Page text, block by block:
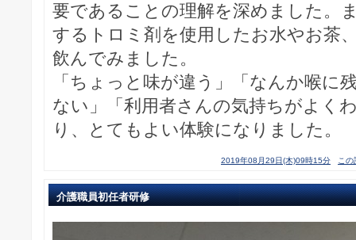
要であることの理解を深めました。
するトロミ剤を使用したお水やお茶
飲んでみました。
「ちょっと味が違う」「なんか喉に
ない」「利用者さんの気持ちがよく
り、とてもよい体験になりました。
2019年08月29日(木)09時15分 こ
介護職員初任者研修